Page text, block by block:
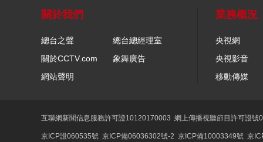
關於我們
總台之聲
總台總經理室
關於CCTV.com
象舞廣告
網站聲明
業務概況
央視網
央視影音
移動傳媒
互聯網新聞信息服務許可證10120170003 網上傳播視聽節目許可證
京ICP證060535號 京ICP備06036302號-2 京ICP備10003349號 京